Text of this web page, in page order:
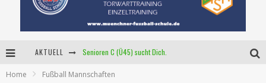
AKTUELL Senioren C (Ü45) sucht Dich.
Neue Mädchenmannschaft
Home Fußball Mannschaften